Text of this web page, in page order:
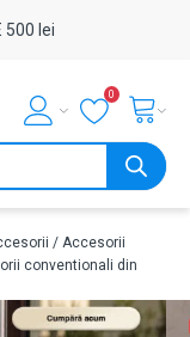
500 lei
0
/ Accesorii
conventionali din